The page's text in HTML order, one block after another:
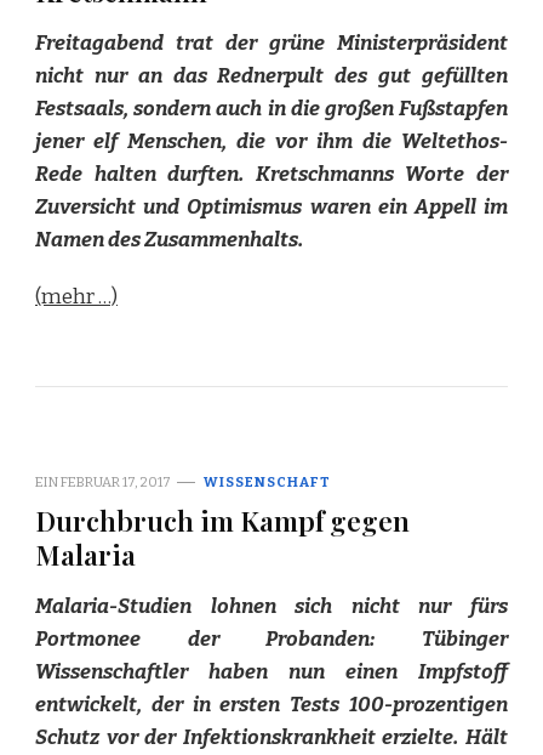
Freitagabend trat der grüne Ministerpräsident
nicht nur an das Rednerpult des gut gefüllten
Festsaals, sondern auch in die großen Fußstapfen
jener elf Menschen, die vor ihm die Weltethos-
Rede halten durften. Kretschmanns Worte der
Zuversicht und Optimismus waren ein Appell im
Namen des Zusammenhalts.
(mehr …)
EINFEBRUAR 17, 2017 WISSENSCHAFT
Durchbruch im Kampf gegen
Malaria
Malaria-Studien lohnen sich nicht nur fürs
Portmonee der Probanden: Tübinger
Wissenschaftler haben nun einen Impfstoff
entwickelt, der in ersten Tests 100-prozentigen
Schutz vor der Infektionskrankheit erzielte. Hält